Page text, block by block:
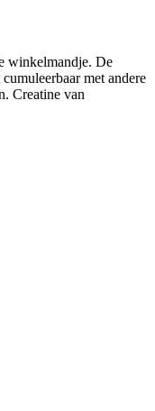
winkelmandje. De
met andere
Creatine van